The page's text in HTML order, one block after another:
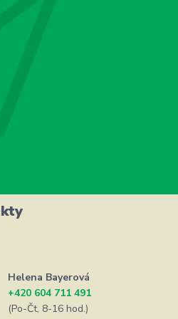
Helena Bayerová
+420 604 711 491
(Po-Čt, 8-16 hod.)